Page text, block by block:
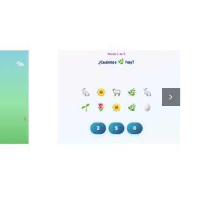
¿Cuántos
elementos hay?